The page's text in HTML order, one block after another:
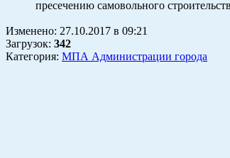
пресечению самовольного
Изменено: 27.10.2017 в 09:21
Загрузок: 342
Категория: МПА Администрации города